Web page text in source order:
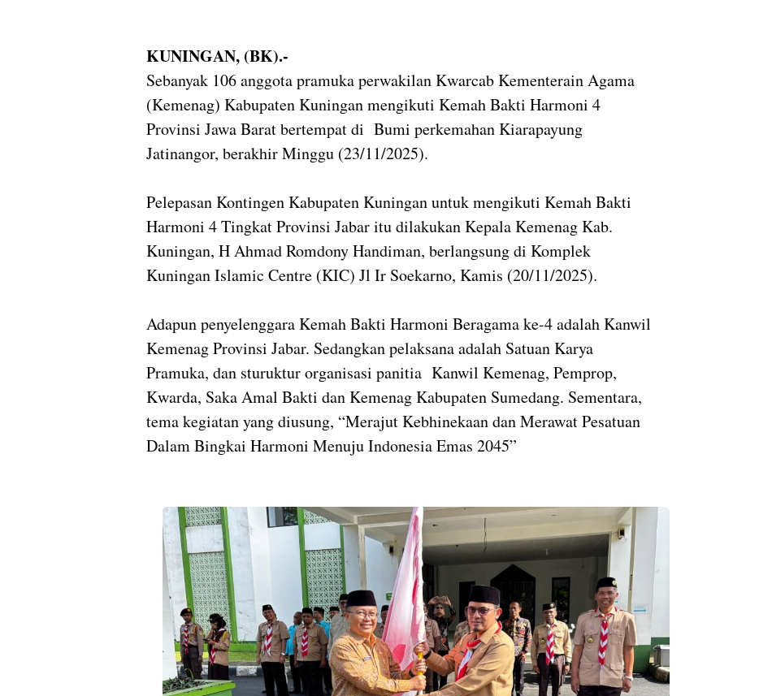
KUNINGAN, (BK).-
Sebanyak 106 anggota pramuka perwakilan Kwarcab Kementerain Agama
(Kemenag) Kabupaten Kuningan mengikuti Kemah Bakti Harmoni 4
Provinsi Jawa Barat bertempat di Bumi perkemahan Kiarapayung
Jatinangor, berakhir Minggu (23/11/2025).
Pelepasan Kontingen Kabupaten Kuningan untuk mengikuti Kemah Bakti
Harmoni 4 Tingkat Provinsi Jabar itu dilakukan Kepala Kemenag Kab.
Kuningan, H Ahmad Romdony Handiman, berlangsung di Komplek
Kuningan Islamic Centre (KIC) Jl Ir Soekarno, Kamis (20/11/2025).
Adapun penyelenggara Kemah Bakti Harmoni Beragama ke-4 adalah Kanwil
Kemenag Provinsi Jabar. Sedangkan pelaksana adalah Satuan Karya
Pramuka, dan sturuktur organisasi panitia Kanwil Kemenag, Pemprop,
Kwarda, Saka Amal Bakti dan Kemenag Kabupaten Sumedang. Sementara,
tema kegiatan yang diusung, “Merajut Kebhinekaan dan Merawat Pesatuan
Dalam Bingkai Harmoni Menuju Indonesia Emas 2045”